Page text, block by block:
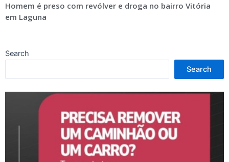
Homem é preso com revólver e droga no bairro Vitória
em Laguna
Search
Search